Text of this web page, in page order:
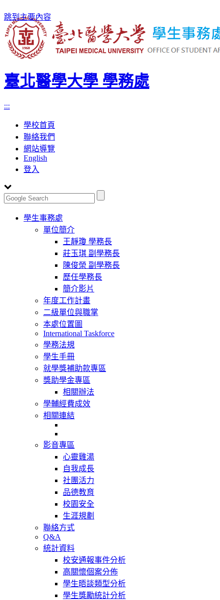
跳到主要內容
臺北醫學大學 學務處
:::
學校首頁
聯絡我們
網站導覽
English
登入
Toggle
navigation
學生事務處
單位簡介
王靜瓊 學務長
莊玉琪 副學務長
陳俊榮 副學務長
歷任學務長
簡介影片
年度工作計畫
二級單位與職掌
本處位置圖
International Taskforce
學務法規
學生手冊
就學獎補助款專區
獎助學金專區
相關辦法
學輔經費成效
相關連結
影音專區
心靈雞湯
自我成長
社團活力
品德教育
校園安全
生涯規劃
聯絡方式
Q&A
統計資料
校安通報事件分析
高關懷個案分佈
學生晤談類型分析
學生獎勵統計分析